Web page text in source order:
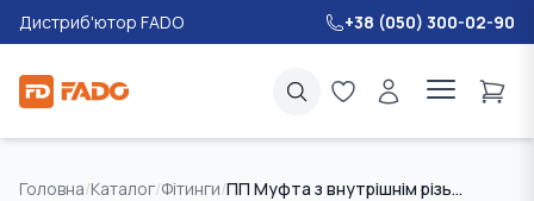
Дистриб'ютор FADO +38 (050) 300-02-90
Головна/Каталог/Фітинги/ ПП Муфта з внутрішнім різьбленням FADO 32 * 3/4 "